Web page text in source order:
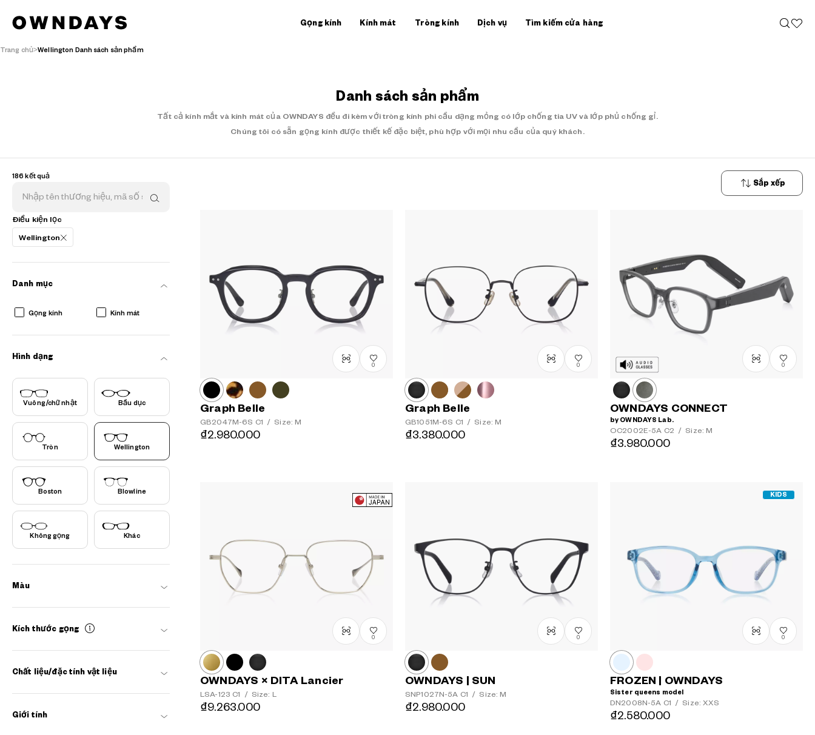
Gọng kính Kính mát Tròng kính Dịch vụ Tìm kiếm cửa hàng
Trang chủ Wellington Danh sách sản phẩm
Danh sách sản phẩm
Tất cả kính mắt và kính mát của OWNDAYS đều đi kèm với tròng kính phi cầu dạng mỏng có lớp chống tia UV và lớp phủ chống gỉ.
Chúng tôi có sẵn gọng kính được thiết kế đặc biệt, phù hợp với mọi nhu cầu của quý khách.
186 kết quả
Điều kiện lọc
Wellington
Danh mục
Gọng kính Kính mát
Hình dạng
Vuông/chữ nhật Bầu dục
Tròn Wellington
Boston Blowline
Không gọng Khác
Màu
Kích thước gọng
Chất liệu/đặc tính vật liệu
Giới tính
Sắp xếp
dần
Giá giảm
0
Graph Belle
GB2047M-6S C1 / Size: M
₫2.980.000
0
Graph Belle
GB1051M-6S C1 / Size: M
₫3.380.000
0
OWNDAYS CONNECT
by OWNDAYS Lab.
OC2002E-5A C2 / Size: M
₫3.980.000
0
OWNDAYS × DITA Lancier
LSA-123 C1 / Size: L
₫9.263.000
0
OWNDAYS | SUN
SNP1027N-5A C1 / Size: M
₫2.980.000
KIDS
0
FROZEN | OWNDAYS
Sister queens model
DN2008N-5A C1 / Size: XXS
₫2.580.000
AR 3D